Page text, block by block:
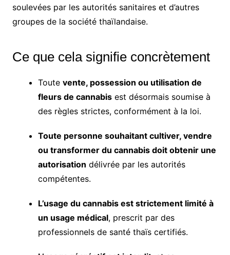
soulevées par les autorités sanitaires et d’autres
groupes de la société thaïlandaise.
Ce que cela signifie concrètement
Toute vente, possession ou utilisation de
fleurs de cannabisest désormais soumise à
des règles strictes, conformément à la loi.
Toute personne souhaitant cultiver, vendre
ou transformer du cannabis doit obtenir une
autorisation délivrée par les autorités
compétentes.
L’usage du cannabis est strictement limité à
un usage médical, prescrit par des
professionnels de santé thaïs certifiés.